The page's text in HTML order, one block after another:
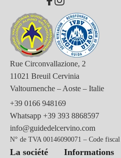
Rue Circonvallazione, 2
11021 Breuil Cervinia
Valtournenche – Aoste – Italie
+39 0166 948169
Whatsapp +39 393 8868597
info@guidedelcervino.com
N° de TVA 00146090071 – Code
La société Informations